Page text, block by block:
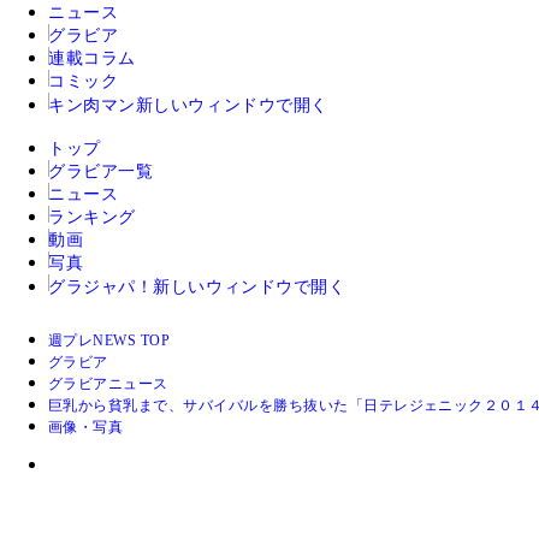
ニュース
グラビア
連載コラム
コミック
キン肉マン 新しいウィンドウで開く
トップ
グラビア一覧
ニュース
ランキング
動画
写真
グラジャパ！ 新しいウィンドウで開く
週プレNEWS TOP
グラビア
グラビアニュース
巨乳から貧乳まで、サバイバルを勝ち抜いた「日テレジェニック２０
画像・写真